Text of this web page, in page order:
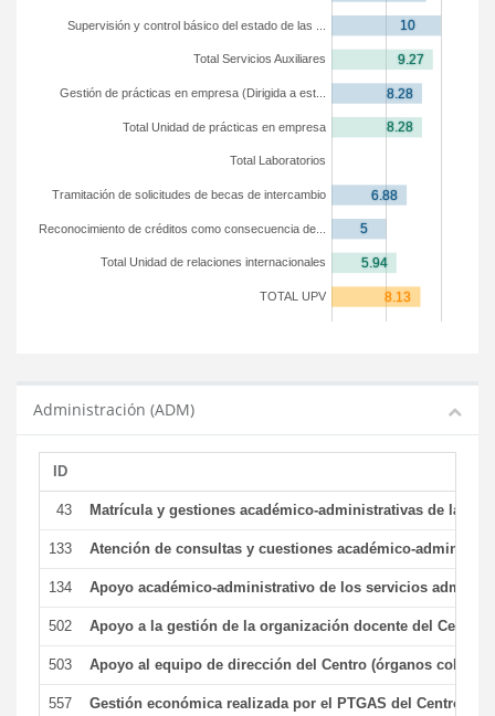
TOTAL UPV
Total Unidad de relaciones internacionales
Reconocimiento de créditos como consecuencia de...
Tramitación de solicitudes de becas de intercambio
Total Laboratorios
Total Unidad de prácticas en empresa
Gestión de prácticas en empresa (Dirigida a est...
Total Servicios Auxiliares
Supervisión y control básico del estado de las ...
Administración (ADM)
ID
43 Matrícula y gestiones académico-administrativas de la
133 Atención de consultas y cuestiones académico-
134 Apoyo académico-administrativo de los servicios
502 Apoyo a la gestión de la organización docente del Centro
503 Apoyo al equipo de dirección del Centro (órganos
557 Gestión económica realizada por el PTGAS del Centro